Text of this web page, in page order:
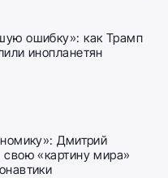
ошибку»: как Трамп
инопланетян
Дмитрий
«картину мира»